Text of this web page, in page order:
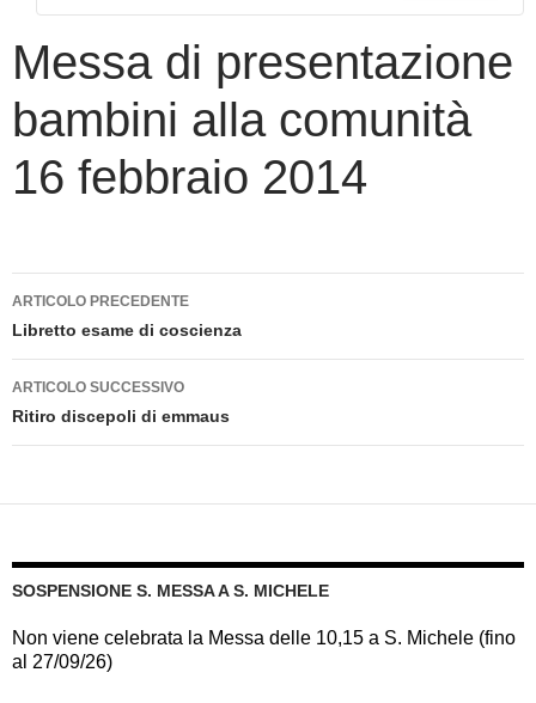
Messa di presentazione
bambini alla comunità
16 febbraio 2014
Navigazione
articolo
ARTICOLO PRECEDENTE
Libretto esame di coscienza
ARTICOLO SUCCESSIVO
Ritiro discepoli di emmaus
SOSPENSIONE S. MESSA A S. MICHELE
Non viene celebrata la Messa delle 10,15 a S. Michele (fino
al 27/09/26)